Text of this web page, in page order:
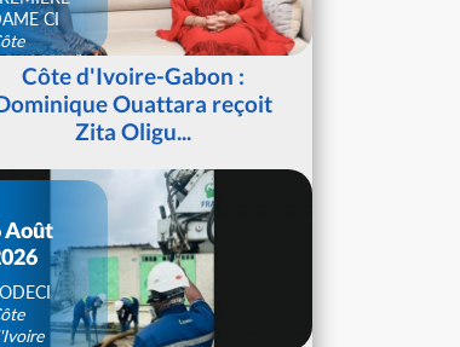
CI
Côte d'Ivoire-Gabon :
Ouattara reçoit
Zita Oligu...
Août